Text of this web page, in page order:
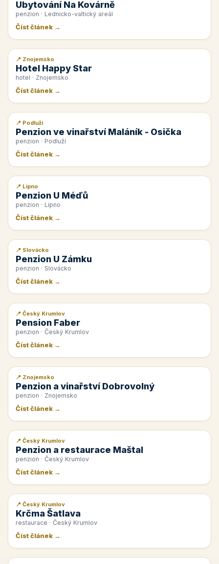
Ubytování Na Kovárně
penzion · Lednicko-valtický areál
Číst článek →
📰 PR článek
📍 Znojemsko
Hotel Happy Star
hotel · Znojemsko
Číst článek →
📰 PR článek
📍 Podluží
Penzion ve vinařství Maláník - Osička
penzion · Podluží
Číst článek →
📰 PR článek
📍 Lipno
Penzion U Méďů
penzion · Lipno
Číst článek →
📰 PR článek
📍 Slovácko
Penzion U Zámku
penzion · Slovácko
Číst článek →
📰 PR článek
📍 Český Krumlov
Pension Faber
penzion · Český Krumlov
Číst článek →
📰 PR článek
📍 Znojemsko
Penzion a vinařství Dobrovolný
penzion · Znojemsko
Číst článek →
📰 PR článek
📍 Český Krumlov
Penzion a restaurace Maštal
penzion · Český Krumlov
Číst článek →
📰 PR článek
📍 Český Krumlov
Krčma Šatlava
restaurace · Český Krumlov
Číst článek →